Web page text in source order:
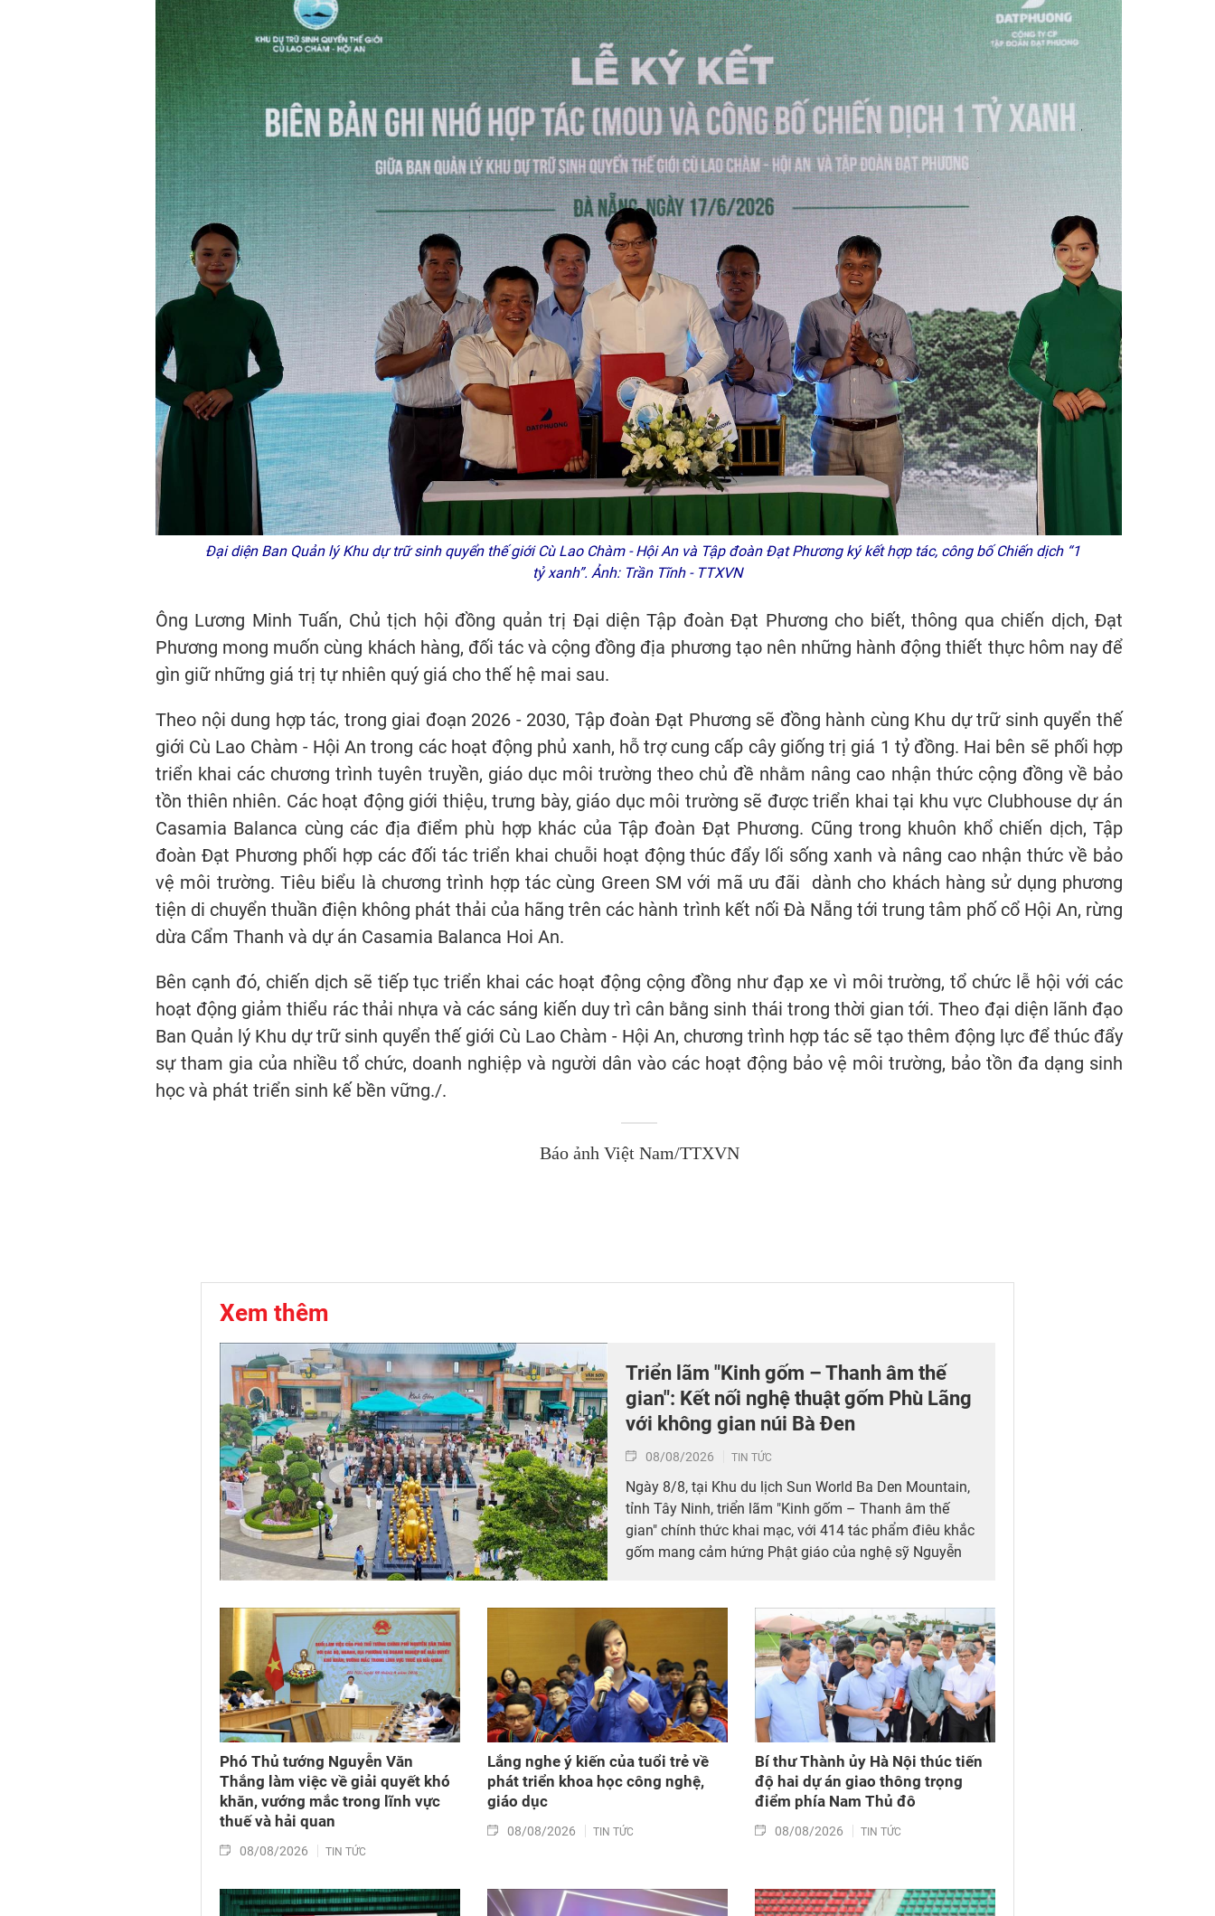
Đại diện Ban Quản lý Khu dự trữ sinh quyển thế giới Cù Lao Chàm - Hội An và Tập đoàn Đạt Phương ký kết hợp tác, công bố Chiến dịch “1
tỷ xanh”. Ảnh: Trần Tĩnh - TTXVN
Ông Lương Minh Tuấn, Chủ tịch hội đồng quản trị Đại diện Tập đoàn Đạt Phương cho biết, thông qua chiến dịch, Đạt
Phương mong muốn cùng khách hàng, đối tác và cộng đồng địa phương tạo nên những hành động thiết thực hôm nay để
gìn giữ những giá trị tự nhiên quý giá cho thế hệ mai sau.
Theo nội dung hợp tác, trong giai đoạn 2026 - 2030, Tập đoàn Đạt Phương sẽ đồng hành cùng Khu dự trữ sinh quyển thế
giới Cù Lao Chàm - Hội An trong các hoạt động phủ xanh, hỗ trợ cung cấp cây giống trị giá 1 tỷ đồng. Hai bên sẽ phối hợp
triển khai các chương trình tuyên truyền, giáo dục môi trường theo chủ đề nhằm nâng cao nhận thức cộng đồng về bảo
tồn thiên nhiên. Các hoạt động giới thiệu, trưng bày, giáo dục môi trường sẽ được triển khai tại khu vực Clubhouse dự án
Casamia Balanca cùng các địa điểm phù hợp khác của Tập đoàn Đạt Phương. Cũng trong khuôn khổ chiến dịch, Tập
đoàn Đạt Phương phối hợp các đối tác triển khai chuỗi hoạt động thúc đẩy lối sống xanh và nâng cao nhận thức về bảo
vệ môi trường. Tiêu biểu là chương trình hợp tác cùng Green SM với mã ưu đãi dành cho khách hàng sử dụng phương
tiện di chuyển thuần điện không phát thải của hãng trên các hành trình kết nối Đà Nẵng tới trung tâm phố cổ Hội An, rừng
dừa Cẩm Thanh và dự án Casamia Balanca Hoi An.
Bên cạnh đó, chiến dịch sẽ tiếp tục triển khai các hoạt động cộng đồng như đạp xe vì môi trường, tổ chức lễ hội với các
hoạt động giảm thiểu rác thải nhựa và các sáng kiến duy trì cân bằng sinh thái trong thời gian tới. Theo đại diện lãnh đạo
Ban Quản lý Khu dự trữ sinh quyển thế giới Cù Lao Chàm - Hội An, chương trình hợp tác sẽ tạo thêm động lực để thúc đẩy
sự tham gia của nhiều tổ chức, doanh nghiệp và người dân vào các hoạt động bảo vệ môi trường, bảo tồn đa dạng sinh
học và phát triển sinh kế bền vững./.
Báo ảnh Việt Nam/TTXVN
Xem thêm
Triển lãm "Kinh gốm – Thanh âm thế
gian": Kết nối nghệ thuật gốm Phù Lãng
với không gian núi Bà Đen
08/08/2026 TIN TỨC
Ngày 8/8, tại Khu du lịch Sun World Ba Den Mountain,
tỉnh Tây Ninh, triển lãm "Kinh gốm – Thanh âm thế
gian" chính thức khai mạc, với 414 tác phẩm điêu khắc
gốm mang cảm hứng Phật giáo của nghệ sỹ Nguyễn
Ninh) và đông đảo du khách trong, ngoài nước.
Phó Thủ tướng Nguyễn Văn
Thắng làm việc về giải quyết khó
khăn, vướng mắc trong lĩnh vực
thuế và hải quan
08/08/2026 TIN TỨC
Lắng nghe ý kiến của tuổi trẻ về
phát triển khoa học công nghệ,
giáo dục
08/08/2026 TIN TỨC
Bí thư Thành ủy Hà Nội thúc tiến
độ hai dự án giao thông trọng
điểm phía Nam Thủ đô
08/08/2026 TIN TỨC